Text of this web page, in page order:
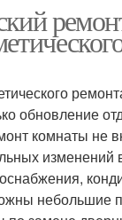
обновление
комнаты не
изменений
небольшие